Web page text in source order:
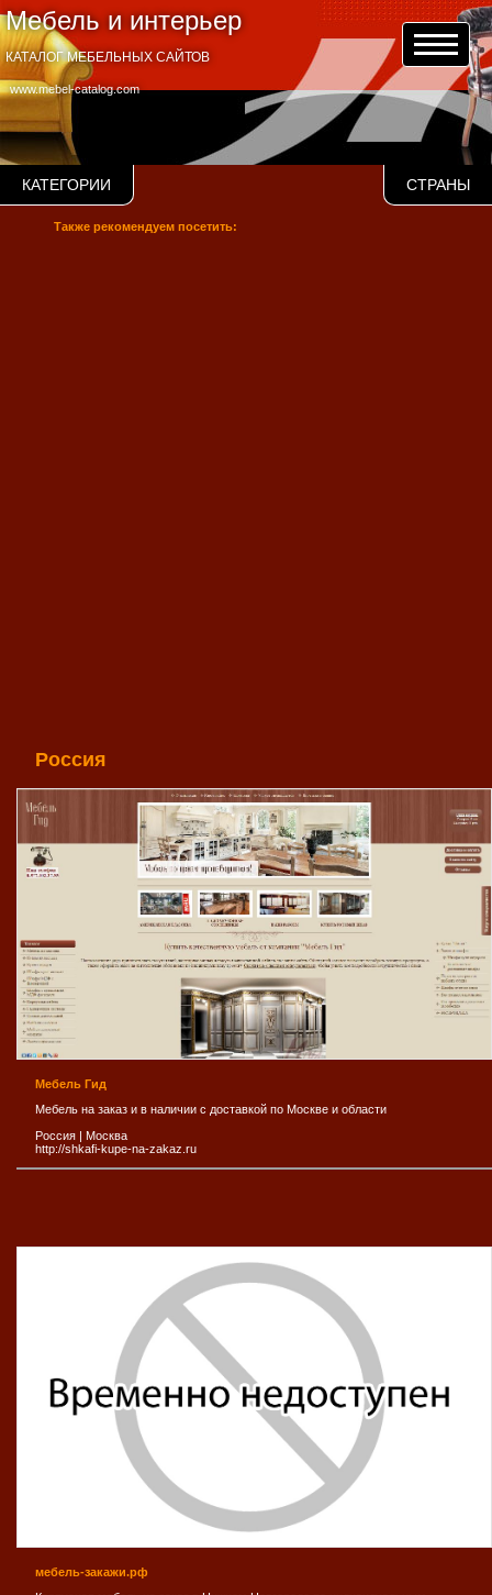
Мебель и интерьер
www.mebel-catalog.com
КАТАЛОГ МЕБЕЛЬНЫХ САЙТОВ
КАТЕГОРИИ СТРАНЫ
Также рекомендуем посетить:
Россия
Мебель Гид
Мебель на заказ и в наличии с доставкой по Москве и области
Россия | Москва
http://shkafi-kupe-na-zakaz.ru
мебель-закажи.рф